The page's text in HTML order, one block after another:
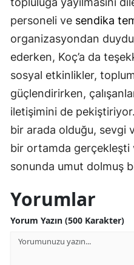
personeli ve sendika
organizasyondan
ederken, Koç’a da
sosyal etkinlikler,
güçlendirirken,
iletişimini de
bir arada olduğu, sevgi
bir ortamda gerçekleşti
sonunda umut dolmuş
Yorumlar
Yorum Yazın (500 Karakter)